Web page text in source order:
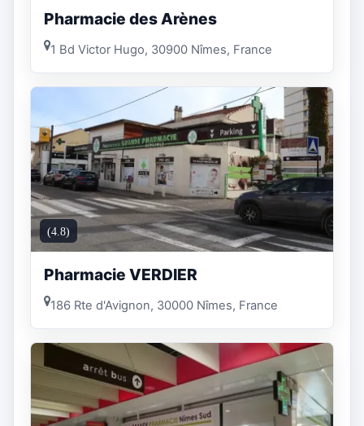
Pharmacie des Arènes
1 Bd Victor Hugo, 30900 Nîmes, France
(4.8)
Pharmacie VERDIER
186 Rte d'Avignon, 30000 Nîmes, France